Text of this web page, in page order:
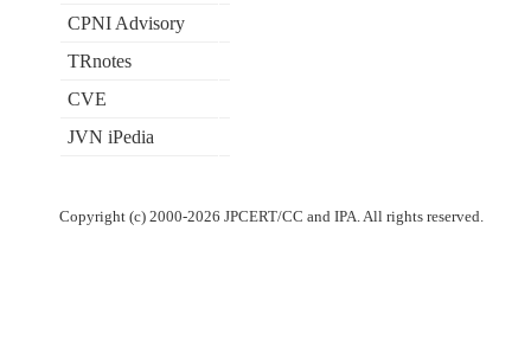
CPNI Advisory
TRnotes
CVE
JVN iPedia
Copyright (c) 2000-2026 JPCERT/CC and IPA. All rights reserved.